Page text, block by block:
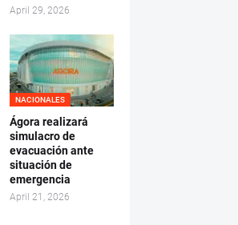
April 29, 2026
NACIONALES
Ágora realizará
simulacro de
evacuación ante
situación de
emergencia
April 21, 2026